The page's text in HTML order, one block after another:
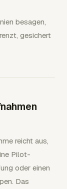
besagen,
gesichert
reicht aus,
Pilot-
oder einen
Das